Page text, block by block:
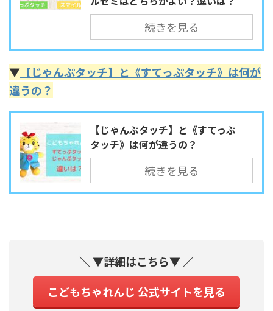
続きを見る
▼ 【じゃんぷタッチ】と《すてっぷタッチ》は何が
違うの？
【じゃんぷタッチ】と《すてっぷ
タッチ》は何が違うの？
続きを見る
＼ ▼詳細はこちら▼ ／
こどもちゃれんじ 公式サイトを見る